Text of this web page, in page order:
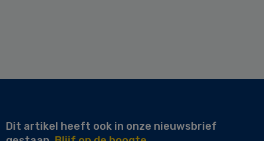
Dit artikel heeft ook in onze nieuwsbrief